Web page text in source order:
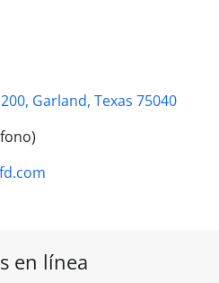
, Garland, Texas 75040
en línea